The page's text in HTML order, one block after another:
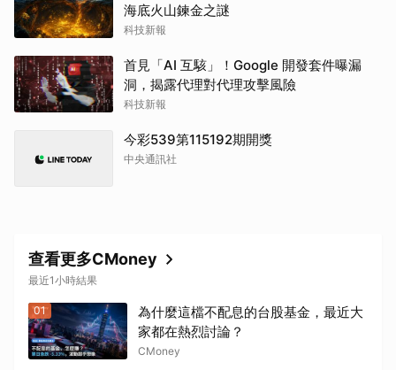
海底火山鍊金之謎
科技新報
首見「AI 互駭」！Google 開發套件曝漏
洞，揭露代理對代理攻擊風險
科技新報
今彩539第115192期開獎
中央通訊社
查看更多CMoney
最近1小時結果
01
為什麼這檔不配息的台股基金，最近大
家都在熱烈討論？
CMoney